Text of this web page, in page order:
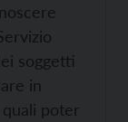
soggetti
in
poter